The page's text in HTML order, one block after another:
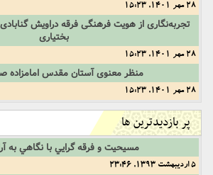
28 مهر 1401, 15:23
تجربه‌نگاری‌ از‌ هویت‌ فرهنگی‌ فرقه‌ دراویش‌
بختیاری
28 مهر 1401, 15:23
منظر‌ معنوی‌ آستان‌ مقدس‌ امامزاده‌
28 مهر 1401, 15:23
پر بازدیدترین ها
مسيحيت و فرقه‏ گرايي با نگاهي به
5 اردیبهشت 1393, 23:46